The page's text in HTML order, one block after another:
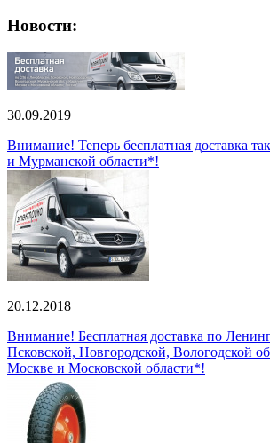
Новости:
30.09.2019
Внимание! Теперь бесплатная доставка
и Мурманской области*!
20.12.2018
Внимание! Бесплатная доставка по
Псковской, Новгородской, Вологодской
Москве и Московской области*!